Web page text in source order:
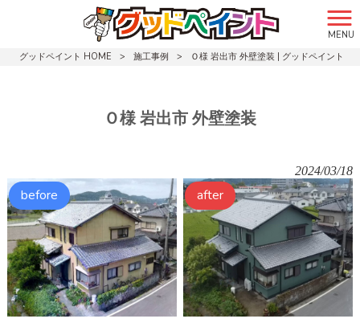
MENU
グッドペイント HOME
> 施工事例 > Ｏ様 岩出市 外壁塗装 | グッドペイント
Ｏ様 岩出市 外壁塗装
2024/03/18